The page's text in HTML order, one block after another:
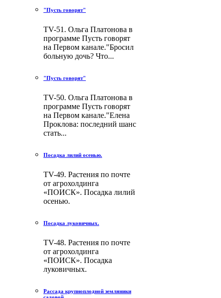
"Пусть говорят"
TV-51. Ольга Платонова в
программе Пусть говорят
на Первом канале."Бросил
больную дочь? Что...
"Пусть говорят"
TV-50. Ольга Платонова в
программе Пусть говорят
на Первом канале."Елена
Проклова: последний шанс
стать...
Посадка лилий осенью.
TV-49. Растения по почте
от агрохолдинга
«ПОИСК». Посадка лилий
осенью.
Посадка луковичных.
TV-48. Растения по почте
от агрохолдинга
«ПОИСК». Посадка
луковичных.
Рассада крупноплодной земляники